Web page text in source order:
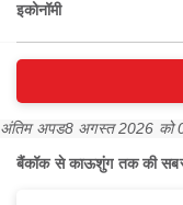
इकोनॉमी
अंतिम अपड8 अगस्त 2026 को
बैंकॉक से काऊशुंग तक की